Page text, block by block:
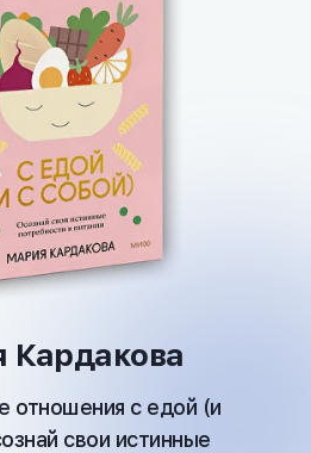
Кардакова
отношения с едой (и
свои истинные